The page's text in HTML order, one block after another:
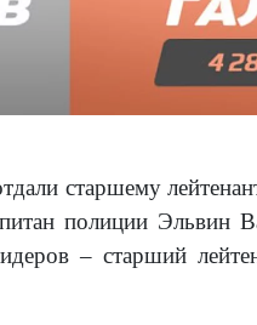
старшему
полиции Эльвин
– старший